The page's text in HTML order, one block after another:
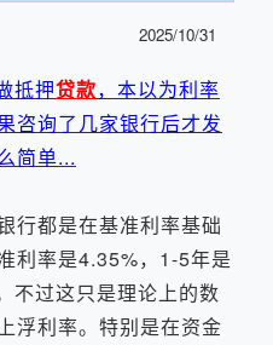
2025/10/31
抵押贷款，本以为利率
咨询了几家银行后才发
简单...
都是在基准利率基础
利率是4.35%，1-5年是
不过这只是理论上的数
浮利率。特别是在资金